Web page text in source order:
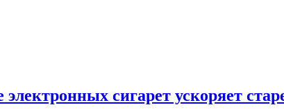
сигарет ускоряет